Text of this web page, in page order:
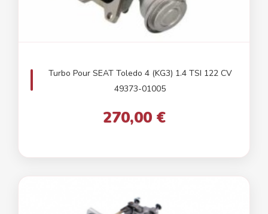
Turbo Pour SEAT Toledo 4 (KG3) 1.4 TSI 122 CV
49373-01005
270,00 €